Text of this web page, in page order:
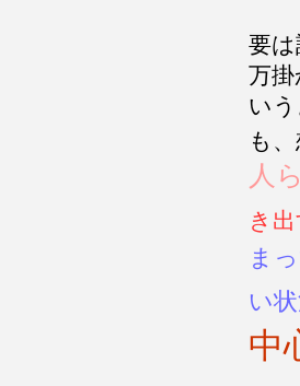
要
万
い
も
人
き
ま
い
中